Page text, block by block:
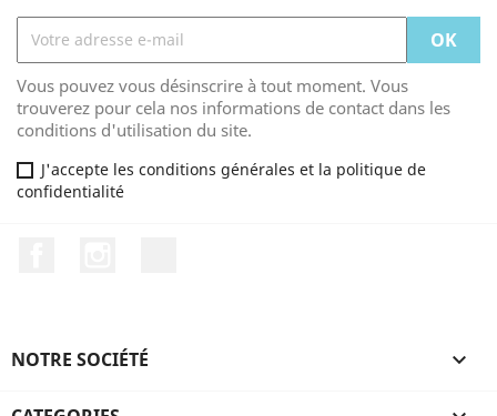
Vous pouvez vous désinscrire à tout moment. Vous
trouverez pour cela nos informations de contact dans les
conditions d'utilisation du site.
J'accepte les conditions générales et la politique de
confidentialité
NOTRE SOCIÉTÉ 